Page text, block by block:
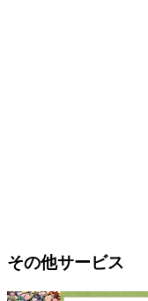
その他サービス